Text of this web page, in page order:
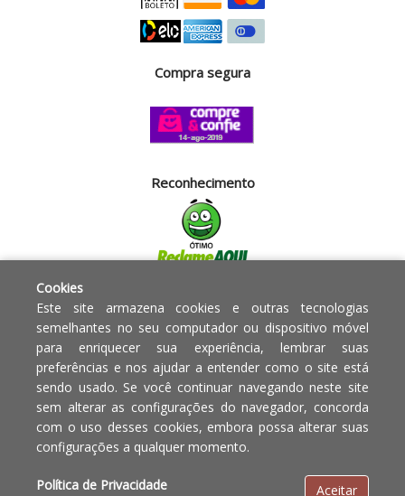
Compra segura
Reconhecimento
Powered by:
Copyright © 2010 - 2017 Razão
social Blumenau - RA OBJETOS PARA
O LAR EIRELI CNPJ -
E loja 33 Asa Sul - Brasília-DF - CEP:
Em caso de divergência de
preços, o valor válido é o do
Cookies
Este site armazena cookies e outras tecnologias
semelhantes no seu computador ou dispositivo móvel
para enriquecer sua experiência, lembrar suas
preferências e nos ajudar a entender como o site está
sendo usado. Se você continuar navegando neste site
sem alterar as configurações do navegador, concorda
com o uso desses cookies, embora possa alterar suas
configurações a qualquer momento.
Política de Privacidade Aceitar